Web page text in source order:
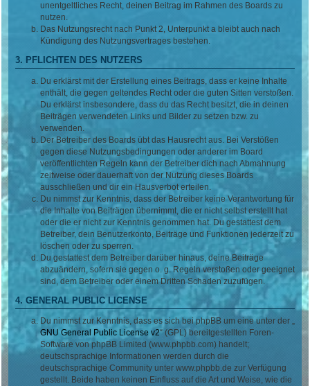
unentgeltliches Recht, deinen Beitrag im Rahmen des Boards zu
nutzen.
Das Nutzungsrecht nach Punkt 2, Unterpunkt a bleibt auch nach
Kündigung des Nutzungsvertrages bestehen.
3. PFLICHTEN DES NUTZERS
Du erklärst mit der Erstellung eines Beitrags, dass er keine Inhalte
enthält, die gegen geltendes Recht oder die guten Sitten verstoßen.
Du erklärst insbesondere, dass du das Recht besitzt, die in deinen
Beiträgen verwendeten Links und Bilder zu setzen bzw. zu
verwenden.
Der Betreiber des Boards übt das Hausrecht aus. Bei Verstößen
gegen diese Nutzungsbedingungen oder anderer im Board
veröffentlichten Regeln kann der Betreiber dich nach Abmahnung
zeitweise oder dauerhaft von der Nutzung dieses Boards
ausschließen und dir ein Hausverbot erteilen.
Du nimmst zur Kenntnis, dass der Betreiber keine Verantwortung für
die Inhalte von Beiträgen übernimmt, die er nicht selbst erstellt hat
oder die er nicht zur Kenntnis genommen hat. Du gestattest dem
Betreiber, dein Benutzerkonto, Beiträge und Funktionen jederzeit zu
löschen oder zu sperren.
Du gestattest dem Betreiber darüber hinaus, deine Beiträge
abzuändern, sofern sie gegen o. g. Regeln verstoßen oder geeignet
sind, dem Betreiber oder einem Dritten Schaden zuzufügen.
4. GENERAL PUBLIC LICENSE
Du nimmst zur Kenntnis, dass es sich bei phpBB um eine unter der „
GNU General Public License v2“ (GPL) bereitgestellten Foren-
Software von phpBB Limited (www.phpbb.com) handelt;
deutschsprachige Informationen werden durch die
deutschsprachige Community unter www.phpbb.de zur Verfügung
gestellt. Beide haben keinen Einfluss auf die Art und Weise, wie die